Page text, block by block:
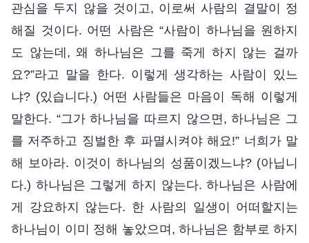
관심을 두지 않을 것이고, 이로써 사람의 결말이 정
해질 것이다. 어떤 사람은 “사람이 하나님을 원하지
도 않는데, 왜 하나님은 그를 죽게 하지 않는 걸까
요?”라고 말을 한다. 이렇게 생각하는 사람이 있느
냐? (있습니다.) 어떤 사람들은 마음이 독해 이렇게
말한다. “그가 하나님을 따르지 않으면, 하나님은 그
를 저주하고 징벌한 후 파멸시켜야 해요!” 너희가 말
해 보아라. 이것이 하나님의 성품이겠느냐? (아닙니
다.) 하나님은 그렇게 하지 않는다. 하나님은 사람에
게 강요하지 않는다. 한 사람의 일생이 어떠할지는
하나님이 이미 정해 놓았으며, 하나님은 함부로 하지